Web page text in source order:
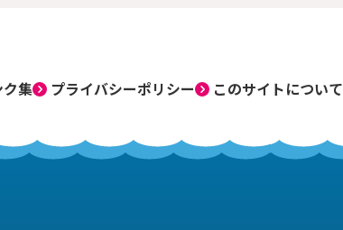
集 プライバシーポリシー このサイトについて